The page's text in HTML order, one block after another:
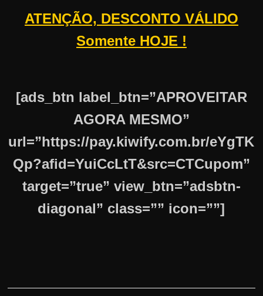
ATENÇÃO, DESCONTO VÁLIDO
Somente HOJE !
[ads_btn label_btn=”APROVEITAR
AGORA MESMO”
url=”https://pay.kiwify.com.br/eYgTK
Qp?afid=YuiCcLtT&src=CTCupom”
target=”true” view_btn=”adsbtn-
diagonal” class=”” icon=””]